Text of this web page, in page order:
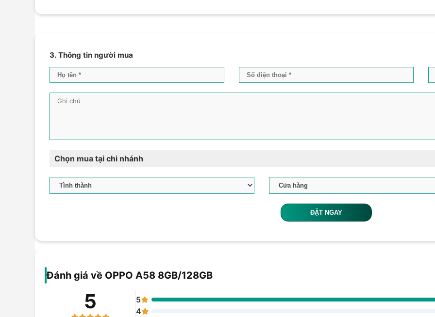
3. Thông tin người mua
Chọn mua tại chi nhánh
ĐẶT NGAY
Đánh giá về OPPO A58 8GB/128GB
5 5
4